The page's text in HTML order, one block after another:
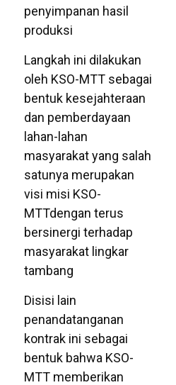
penyimpanan hasil
produksi
Langkah ini dilakukan
oleh KSO-MTT sebagai
bentuk kesejahteraan
dan pemberdayaan
lahan-lahan
masyarakat yang salah
satunya merupakan
visi misi KSO-
MTTdengan terus
bersinergi terhadap
masyarakat lingkar
tambang
Disisi lain
penandatanganan
kontrak ini sebagai
bentuk bahwa KSO-
MTT memberikan